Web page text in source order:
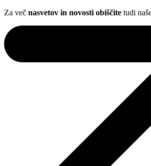
Za več nasvetov in novosti obiščite tudi